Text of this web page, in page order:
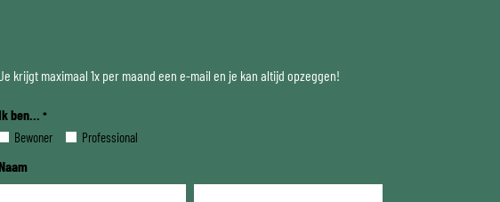
krijgt maximaal 1x per maand een e-mail en je kan altijd opzeggen!
ben... *
Bewoner Professional